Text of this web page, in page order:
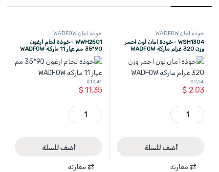
خوذة امان WADFOW
WSH1304 - خوذة امان لون احمر
وزن 320 غرام ماركة WADFOW
$2,03
$2,24
WSH1304 - خوذة امان لون احمر وزن 320 غرام ماركة WADFOW quantity
أضف للسلة
مقارنة
خوذة امان WADFOW
WWH2501 - خوذة لحام ارغون
90*35 مم عيار 11 ماركة WADFOW
$11,35
$12,49
WWH2501 - خوذة لحام ارغون 90*35 مم عيار 11 ماركة WADFOW quantity
أضف للسلة
مقارنة